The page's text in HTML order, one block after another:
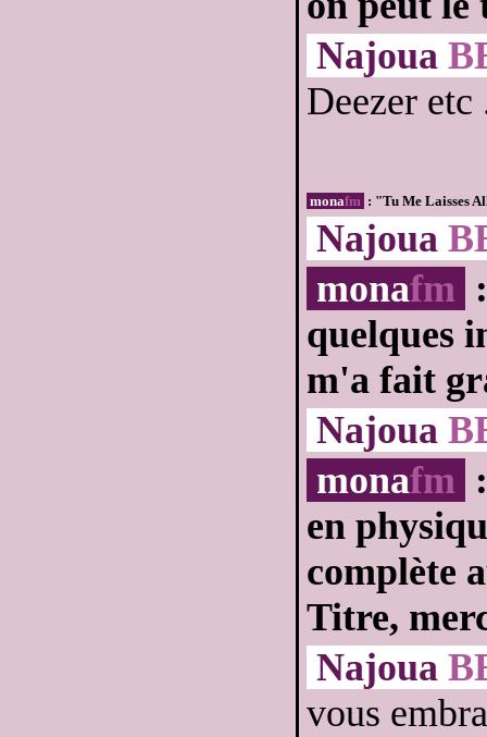
Najoua
Deezer etc
monafm : "Tu Me Laisses
Najoua
monafm
quelques
m'a fait
Najoua
monafm
en
complète
Titre,
Najoua
vous